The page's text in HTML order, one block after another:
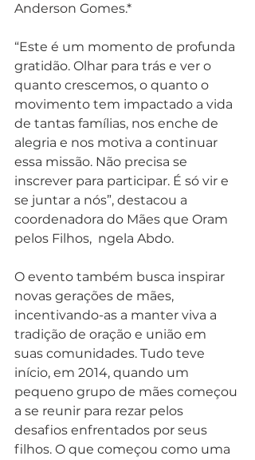
Anderson Gomes.*
“Este é um momento de profunda
gratidão. Olhar para trás e ver o
quanto crescemos, o quanto o
movimento tem impactado a vida
de tantas famílias, nos enche de
alegria e nos motiva a continuar
essa missão. Não precisa se
inscrever para participar. É só vir e
se juntar a nós”, destacou a
coordenadora do Mães que Oram
pelos Filhos,  ngela Abdo.
O evento também busca inspirar
novas gerações de mães,
incentivando-as a manter viva a
tradição de oração e união em
suas comunidades. Tudo teve
início, em 2014, quando um
pequeno grupo de mães começou
a se reunir para rezar pelos
desafios enfrentados por seus
filhos. O que começou como uma